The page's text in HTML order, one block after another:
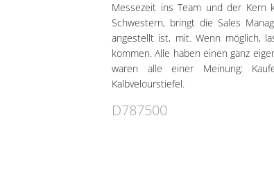
Messezeit ins Team und der Kern
Schwestern, bringt die Sales
angestellt ist, mit. Wenn möglich,
kommen. Alle haben einen ganz
waren alle einer Meinung:
Kalbvelourstiefel.
D787500